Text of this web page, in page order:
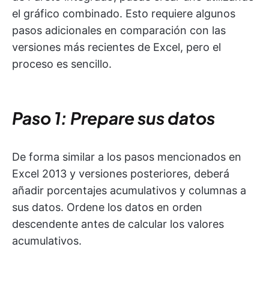
el gráfico combinado. Esto requiere algunos
pasos adicionales en comparación con las
versiones más recientes de Excel, pero el
proceso es sencillo.
Paso 1: Prepare sus datos
De forma similar a los pasos mencionados en
Excel 2013 y versiones posteriores, deberá
añadir porcentajes acumulativos y columnas a
sus datos. Ordene los datos en orden
descendente antes de calcular los valores
acumulativos.